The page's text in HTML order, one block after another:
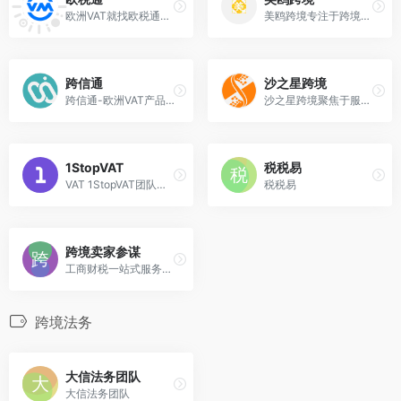
欧洲VAT就找欧税通，中国VAT市场占有率第一 美鸥跨境专注于跨境电商知识产权代理、专利申请、欧洲税务代理、国际头程物流、产品合规、海外仓储等等更多电商平台服务内容尽在美鸥跨境。
跨信通
跨信通-欧洲VAT产品合规智能saas平台
沙之星跨境
沙之星跨境聚焦于服务国内出海跨境腰部企业，提供定制化税务、VAT、EPR、商标注册、公司注册等全球税务合规服务，已服务超过15,000 家精品卖家，沙之星跨境同时还是亚马逊等9大国际电商平台资深SPN服务商。
1StopVAT
VAT 1StopVAT团队是数字时代数字领域的税务专家，提供欧盟VAT增值税、GST商品服务税注册申报、美国Sales Tax销售税，为电子商务的增值税合规问题提供完整的自动化解决方案。同时我们也为您提供欧盟电子发票合规以及亚马逊店铺注册套餐服务！
税税易
税税易
跨境卖家参谋
工商财税一站式服务平台-跨境卖家参谋MJCM，为深圳基芯科技旗下的一个重要战略品牌，曾经先后获得国内外权威机构的认证，助力卖家合规出海。
跨境法务
大信法务团队
大信法务团队